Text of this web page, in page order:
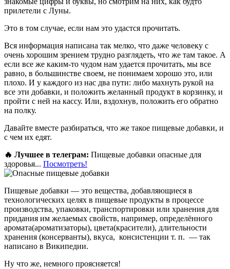
прилетели с Луны.
Это в том случае, если нам это удастся прочитать.
Вся информация написана так мелко, что даже человеку с
очень хорошим зрением трудно разглядеть, что же там такое. А
если все же каким-то чудом нам удается прочитать, мы все
равно, в большинстве своем, не понимаем хорошо это, или
плохо. И у каждого из нас два пути: либо махнуть рукой на
все эти добавки, и положить желанный продукт в корзинку, и
пройти с ней на кассу. Или, вздохнув, положить его обратно
на полку.
Давайте вместе разбираться, что же такое пищевые добавки, и
с чем их едят.
🔥 Лучшее в телеграм: Пищевые добавки опасные для
здоровья... Посмотреть!
Пищевые добавки — это вещества, добавляющиеся в
технологических целях в пищевые продукты в процессе
производства, упаковки, транспортировки или хранения для
придания им желаемых свойств, например, определённого
аромата(ароматизаторы), цвета(красители), длительности
хранения (консерванты), вкуса, консистенции т. п. — так
написано в Википедии.
Ну что же, немного проясняется!